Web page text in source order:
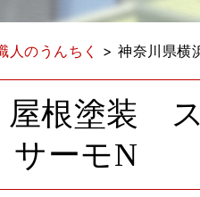
人のうんちく > 神奈川県
屋根塗装
サーモN